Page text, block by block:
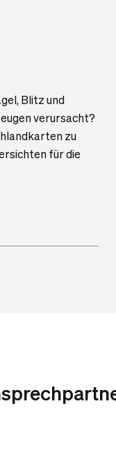
Blitz und
verursacht?
zu
für die